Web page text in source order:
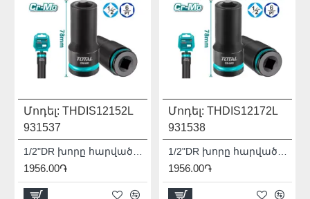
Մոդել: THDIS12152L
931537
1956.00֏
Մոդել: THDIS12172L
931538
1956.00֏